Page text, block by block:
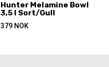
Hunter Melamine Bowl
3,5 l Sort/Gull
379 NOK